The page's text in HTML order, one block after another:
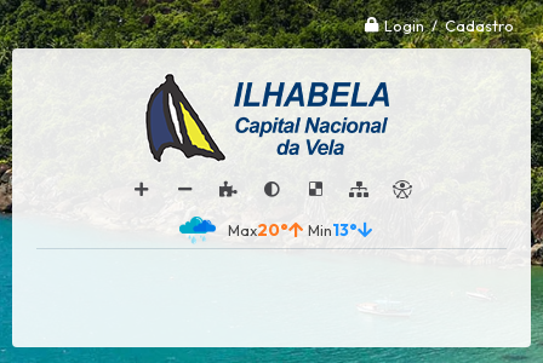
Login / Cadastro
20° 13°